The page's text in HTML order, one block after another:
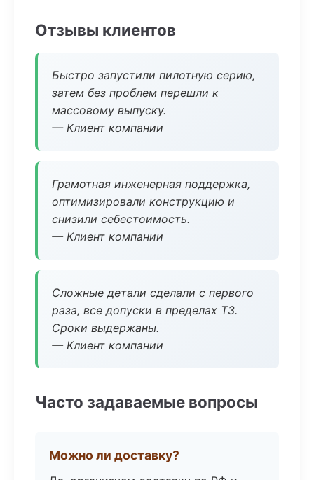
Отзывы клиентов
Быстро запустили пилотную серию,
затем без проблем перешли к
массовому выпуску.
— Клиент компании
Грамотная инженерная поддержка,
оптимизировали конструкцию и
снизили себестоимость.
— Клиент компании
Сложные детали сделали с первого
раза, все допуски в пределах ТЗ.
Сроки выдержаны.
— Клиент компании
Часто задаваемые вопросы
Можно ли доставку?